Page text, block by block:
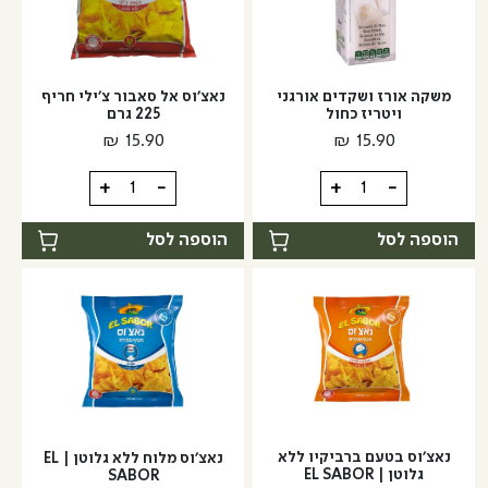
גלוטן
משקה אורז ושקדים אורגני
ויטריז כחול
₪ 15.90
-
כמות
של
משקה
אורז
אורגני
ויטריז
כחול
+
הוספה לסל
נאצ’וס אל סאבור צ’ילי חריף
225 גרם
₪ 15.90
-
כמות
של
נאצ’וס
אל
צ’ילי
חריף
225
גרם
+
הוספה לסל
נאצ’וס בטעם ברביקיו ללא
גלוטן | EL SABOR
נאצ’וס מלוח ללא גלוטן | EL
SABOR